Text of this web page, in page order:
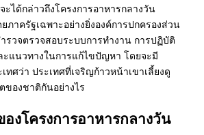
ได้กล่าวถึงโครงการอาหารกลางวัน
ภาครัฐเฉพาะอย่างยิ่งองค์การปกครองส่วน
รวจตรวจสอบระบบการทำงาน การปฏิบัติ
แนวทางในการแก้ไขปัญหา โดยจะมี
ทศว่า ประเทศที่เจริญก้าวหน้าเขาเลี้ยงดู
ของชาติกันอย่างไร
งโครงการอาหารกลางวัน